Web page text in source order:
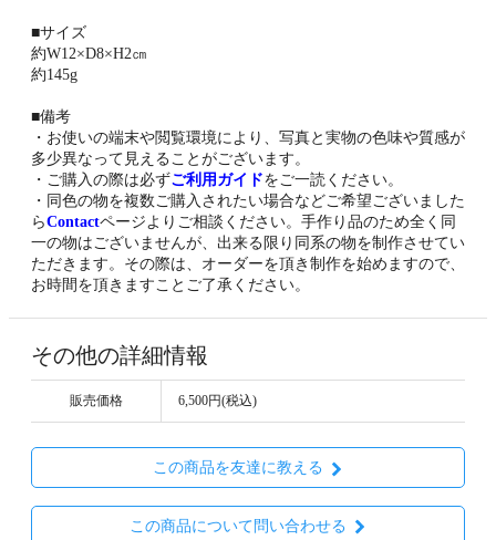
■サイズ
約W12×D8×H2㎝
約145g
■備考
・お使いの端末や閲覧環境により、写真と実物の色味や質感が
多少異なって見えることがございます。
・ご購入の際は必ずご利用ガイドをご一読ください。
・同色の物を複数ご購入されたい場合などご希望ございました
らContactページよりご相談ください。手作り品のため全く同
一の物はございませんが、出来る限り同系の物を制作させてい
ただきます。その際は、オーダーを頂き制作を始めますので、
お時間を頂きますことご了承ください。
その他の詳細情報
販売価格 6,500円(税込)
この商品を友達に教える
この商品について問い合わせる